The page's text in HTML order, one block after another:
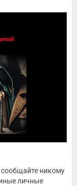
сообщайте никому
личные